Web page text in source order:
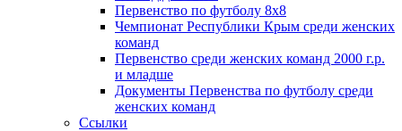
Первенство по футболу 8х8
Чемпионат Республики Крым среди женских
команд
Первенство среди женских команд 2000 г.р.
и младше
Документы Первенства по футболу среди
женских команд
Ссылки